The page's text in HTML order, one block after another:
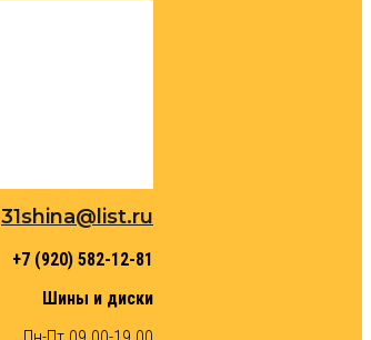
31shina@list.ru
+7 (920) 582-12-81
Шины и диски